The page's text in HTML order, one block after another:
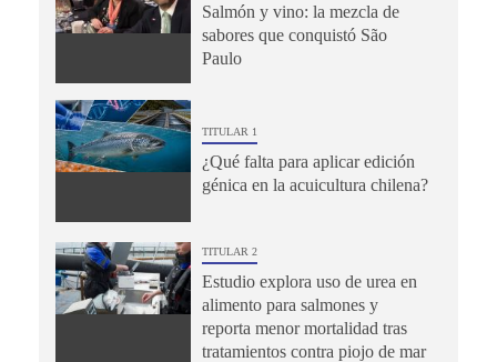
Salmón y vino: la mezcla de
sabores que conquistó São
Paulo
TITULAR 1
¿Qué falta para aplicar edición
génica en la acuicultura chilena?
TITULAR 2
Estudio explora uso de urea en
alimento para salmones y
reporta menor mortalidad tras
tratamientos contra piojo de mar